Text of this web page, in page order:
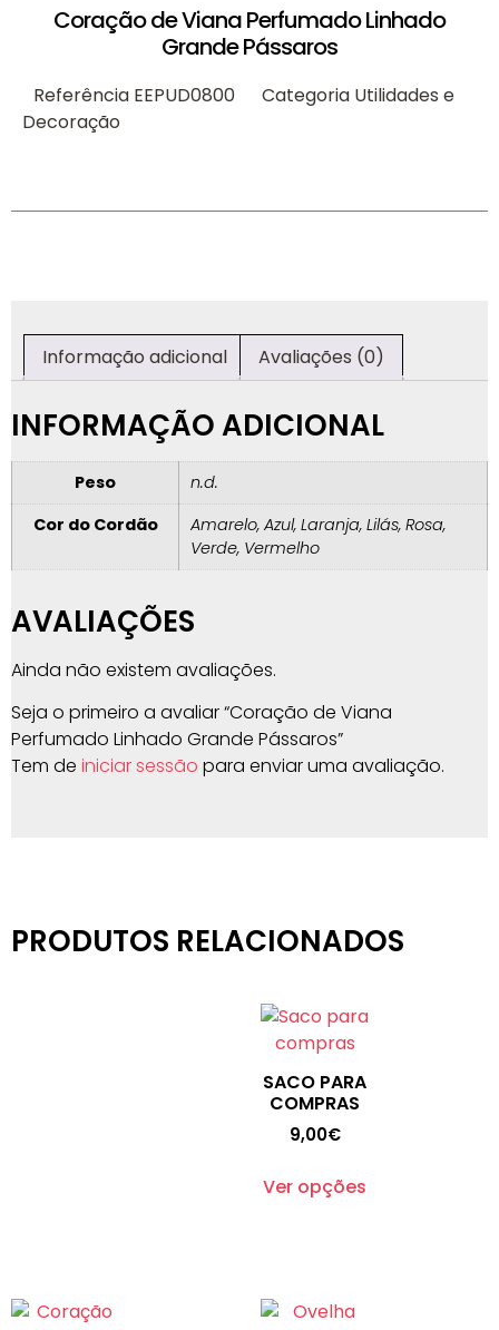
Coração de Viana Perfumado Linhado
Grande Pássaros
Referência EEPUD0800 Categoria Utilidades e
Decoração
Informação adicional Avaliações (0)
INFORMAÇÃO ADICIONAL
Peso
n.d.
Cor do Cordão
Amarelo, Azul, Laranja, Lilás, Rosa,
Verde, Vermelho
AVALIAÇÕES
Ainda não existem avaliações.
Seja o primeiro a avaliar “Coração de Viana
Perfumado Linhado Grande Pássaros”
Tem de iniciar sessão para enviar uma avaliação.
PRODUTOS RELACIONADOS
SACO PARA
COMPRAS
9,00€
Ver opções